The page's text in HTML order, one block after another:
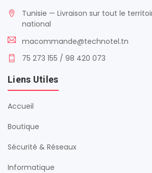
Tunisie — Livraison sur tout le
national
macommande@technotel.tn
75 273 155 / 98 420 073
Liens Utiles
Accueil
Boutique
Sécurité & Réseaux
Informatique